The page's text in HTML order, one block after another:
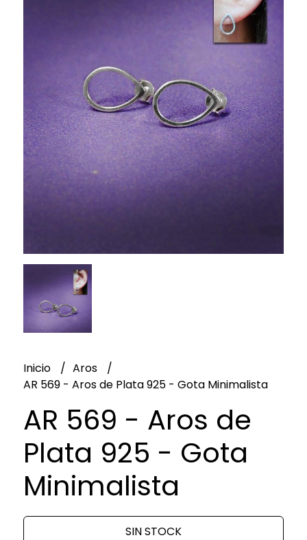
Inicio
Aros
AR 569 - Aros de Plata 925 - Gota Minimalista
AR 569 - Aros de
Plata 925 - Gota
Minimalista
SIN STOCK